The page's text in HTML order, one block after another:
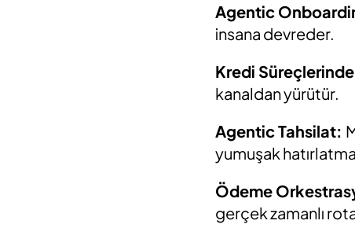
Agentic
insana devreder.
Kredi Süreçlerinde
kanaldan yürütür.
Agentic Tahsilat:
yumuşak
Ödeme
gerçek zamanlı